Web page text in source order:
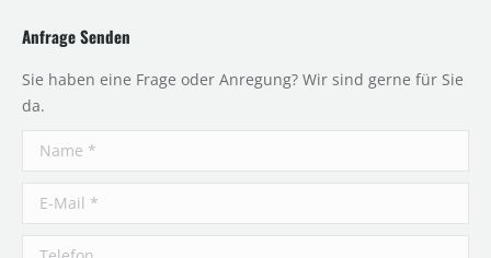
Anfrage Senden
Sie haben eine Frage oder Anregung? Wir sind gerne für Sie
da.
Name *
E-Mail *
Telefon